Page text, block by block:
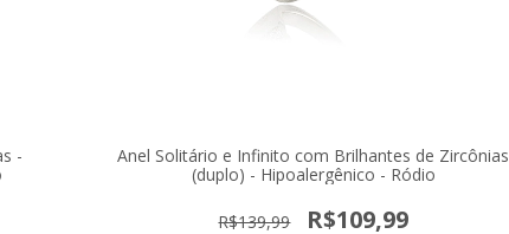
-
Anel Solitário e Infinito com Brilhantes de Zircônias
(duplo) - Hipoalergênico - Ródio
R$139,99 R$109,99